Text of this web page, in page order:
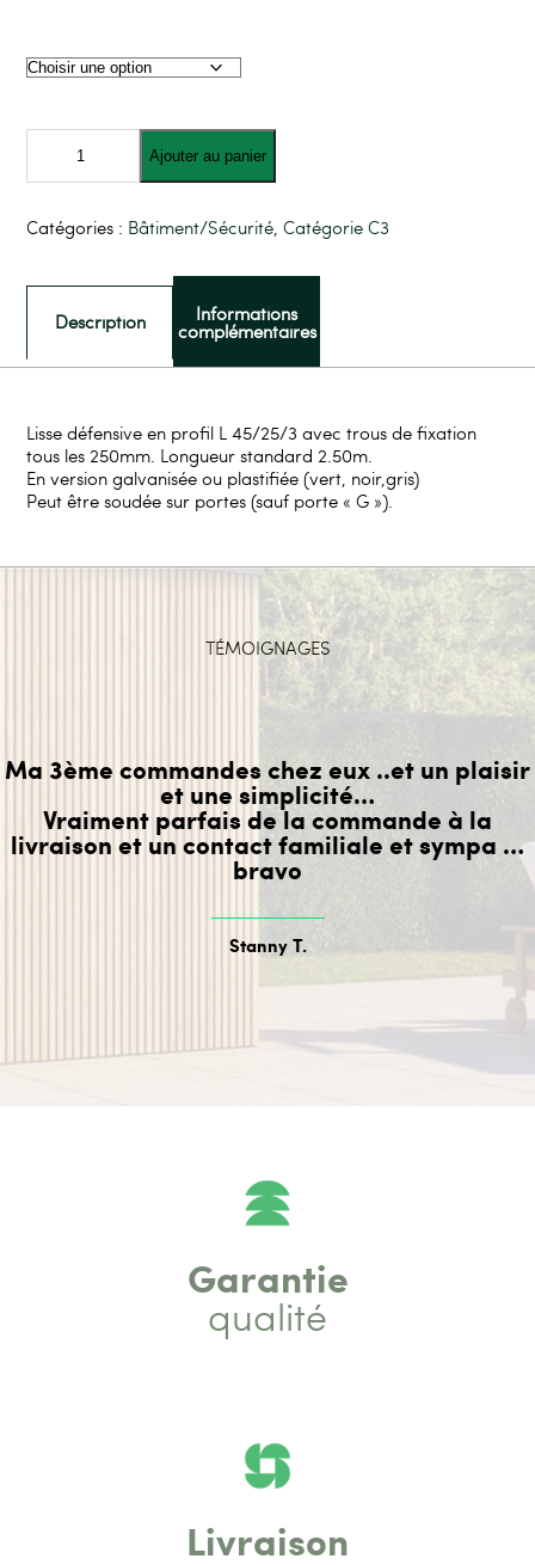
quantité
défensive
Ajouter au panier
Catégories : Bâtiment/Sécurité,Catégorie C3
Description Informations
complémentaires
Lisse défensive en profil L 45/25/3 avec trous de fixation
tous les 250mm. Longueur standard 2.50m.
En version galvanisée ou plastifiée (vert, noir,gris)
Peut être soudée sur portes (sauf porte « G »).
TÉMOIGNAGES
Ma 3ème commandes chez eux ..et un plaisir
et une simplicité…
Vraiment parfais de la commande à la
livraison et un contact familiale et sympa …
bravo
Stanny T.
Garantie
qualité
Livraison